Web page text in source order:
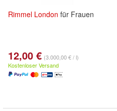
Rimmel London für Frauen
12,00 € (3.000,00 € / l)
Kostenloser Versand